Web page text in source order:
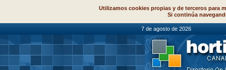
Utilizamos cookies propias y de terceros para
Si continúa
7 de agosto de